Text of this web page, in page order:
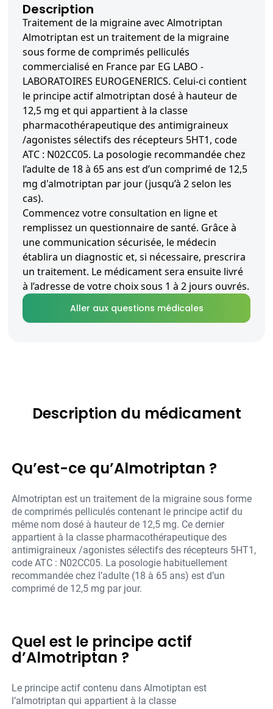
Description
Traitement de la migraine avec Almotriptan
Almotriptan est un traitement de la migraine
sous forme de comprimés pelliculés
commercialisé en France par EG LABO -
LABORATOIRES EUROGENERICS. Celui-ci contient
le principe actif almotriptan dosé à hauteur de
12,5 mg et qui appartient à la classe
pharmacothérapeutique des antimigraineux
/agonistes sélectifs des récepteurs 5HT1, code
ATC : N02CC05. La posologie recommandée chez
l’adulte de 18 à 65 ans est d’un comprimé de 12,5
mg d'almotriptan par jour (jusqu’à 2 selon les
cas).
Commencez votre consultation en ligne et
remplissez un questionnaire de santé. Grâce à
une communication sécurisée, le médecin
établira un diagnostic et, si nécessaire, prescrira
un traitement. Le médicament sera ensuite livré
à l’adresse de votre choix sous 1 à 2 jours ouvrés.
Aller aux questions médicales
Description du médicament
Qu’est-ce qu’Almotriptan ?
Almotriptan est un traitement de la migraine sous forme
de comprimés pelliculés contenant le principe actif du
même nom dosé à hauteur de 12,5 mg. Ce dernier
appartient à la classe pharmacothérapeutique des
antimigraineux /agonistes sélectifs des récepteurs 5HT1,
code ATC : N02CC05. La posologie habituellement
recommandée chez l’adulte (18 à 65 ans) est d’un
comprimé de 12,5 mg par jour.
Quel est le principe actif
d’Almotriptan ?
Le principe actif contenu dans Almotiptan est
l’almotriptan qui appartient à la classe